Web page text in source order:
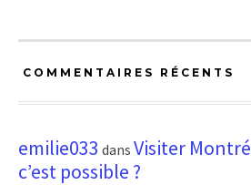
COMMENTAIRES RÉCENTS
emilie033 dans Visiter
c’est possible ?